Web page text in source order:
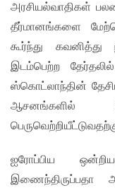
அரசியல்வாதிகள்
தீர்மானங்களை
கூர்ந்து
இடம்பெற்ற
ஸ்கொட்லாந்தின்
ஆசனங்களில்
ஐரோப்பிய
இணைந்திருப்பதா